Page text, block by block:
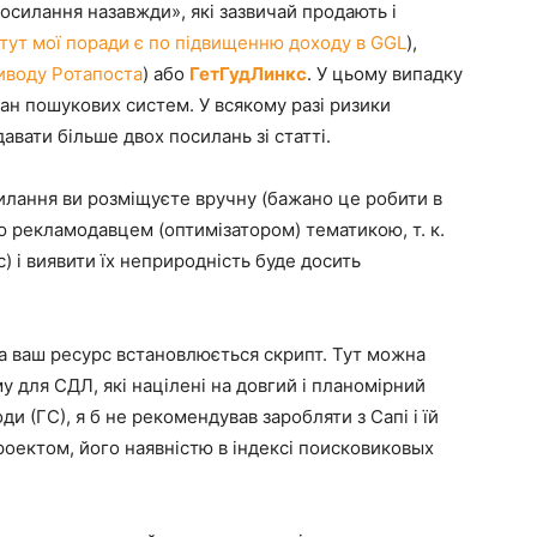
назавжди», які зазвичай продають і
тут мої поради є по підвищенню доходу в GGL),
Ротапоста) або ГетГудЛинкс. У цьому випадку
пошукових систем. У всякому разі ризики
більше двох посилань зі статті.
ви розміщуєте вручну (бажано це робити в
рекламодавцем (оптимізатором) тематикою, т. к.
виявити їх неприродність буде досить
ваш ресурс встановлюється скрипт. Тут можна
для СДЛ, які націлені на довгий і планомірний
(ГС), я б не рекомендував заробляти з Сапі і їй
його наявністю в індексі поисковиковых